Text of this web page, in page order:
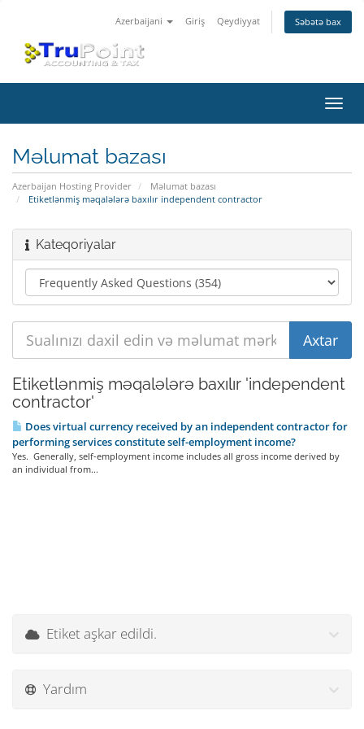
Azerbaijani Giriş Qeydiyyat Səbətə bax
keçid
Məlumat bazası
Azerbaijan Hosting Provider
Məlumat bazası
Etiketlənmiş məqalələrə baxılır independent contractor
Kateqoriyalar
Etiketlənmiş məqalələrə baxılır 'independent
contractor'
Does virtual currency received by an independent contractor for
performing services constitute self-employment income?
Yes. Generally, self-employment income includes all gross income derived by
an individual from...
Etiket aşkar edildi.
Yardım